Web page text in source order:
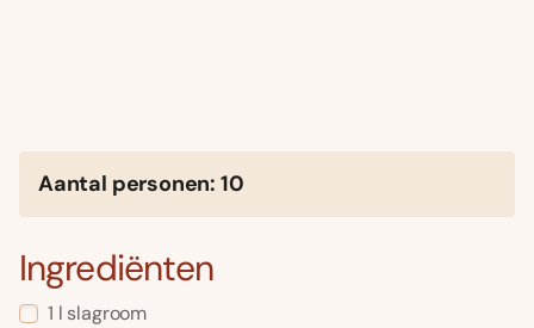
Aantal personen: 10
Ingrediënten
1 l slagroom